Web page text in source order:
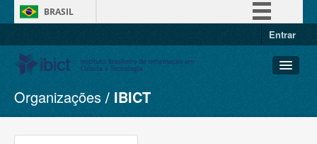
BRASIL
Entrar
Conjuntos de dados
Organizações
Organizações IBICT